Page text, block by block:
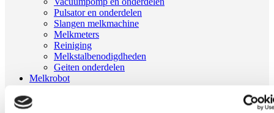
Pulsator en onderdelen
Slangen melkmachine
Melkmeters
Reiniging
Melkstalbenodigdheden
Geiten onderdelen
Melkrobot